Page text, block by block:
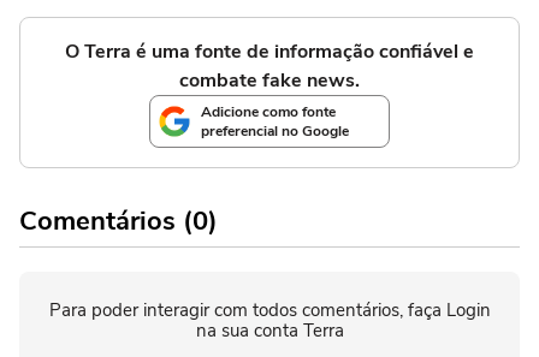
O Terra é uma fonte de informação confiável e
combate fake news.
Adicione como fonte
preferencial no Google
Comentários (0)
Para poder interagir com todos comentários, faça Login
na sua conta Terra